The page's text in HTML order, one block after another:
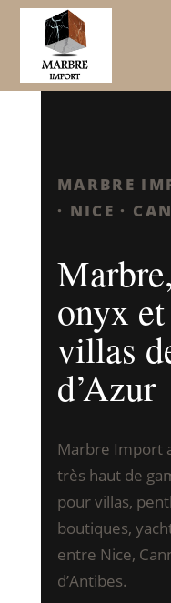
Marbre,
Nice,
MARBRE
· NICE ·
onyx
villas
d’Azur
Marbre Import
très haut de
pour villas,
boutiques,
entre Nice,
d’Antibes.